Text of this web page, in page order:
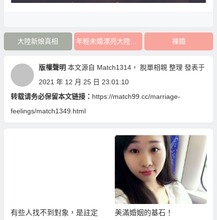
大陸新娘真相 裸婚
版權聲明 本文源自 Match1314， 脫單相親 整理 發表于
2021 年 12 月 25 日 23:01:10
转载请务必保留本文链接： https://match99.cc/marriage-
feelings/match1349.html
有些人找不到對象，是註定
美滿婚姻的基石！